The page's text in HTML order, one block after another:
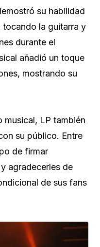
su habilidad
la guitarra y
durante el
añadió un toque
mostrando su
musical, LP también
su público. Entre
de firmar
agradecerles de
de sus fans